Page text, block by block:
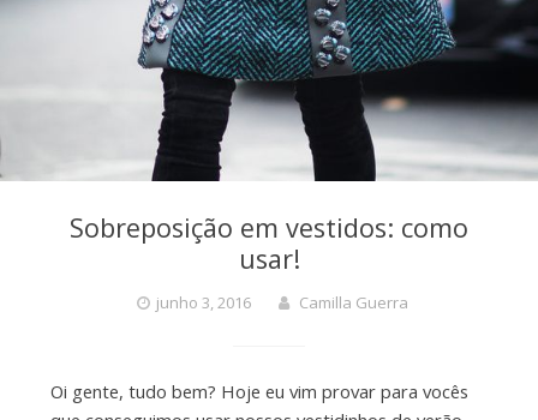
Sobreposição em vestidos: como
usar!
junho 3, 2016 Camilla Guerra
Oi gente, tudo bem? Hoje eu vim provar para vocês